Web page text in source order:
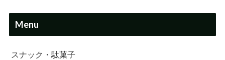
Menu
スナック・駄菓子